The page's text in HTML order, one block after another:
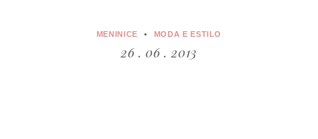
MENINICE MODA E ESTILO
26 . 06 . 2013